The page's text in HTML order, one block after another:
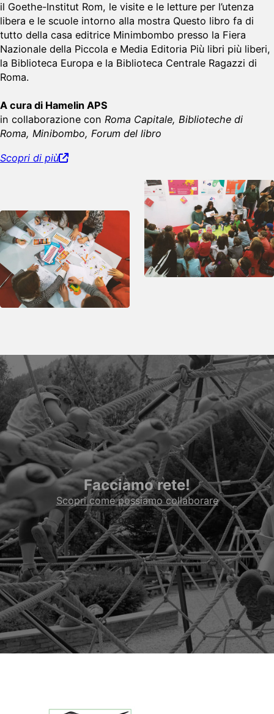
il Goethe-Institut Rom, le visite e le letture per l’utenza
libera e le scuole intorno alla mostra Questo libro fa di
tutto della casa editrice Minimbombo presso la Fiera
Nazionale della Piccola e Media Editoria Più libri più liberi,
la Biblioteca Europa e la Biblioteca Centrale Ragazzi di
Roma.
A cura di Hamelin APS
in collaborazione con Roma Capitale, Biblioteche di
Roma, Minibombo, Forum del libro
Scopri di più
Facciamo rete!
Scopri come possiamo collaborare
Scopri di più